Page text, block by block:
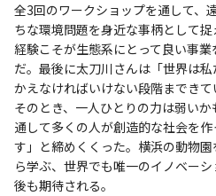
全3回のワークショップを通して、
ちな環境問題を身近な事柄として
経験こそが生態系にとって良い事
だ。最後に太刀川さんは「世界は
かえなければいけない段階まできて
そのとき、一人ひとりの力は弱い
通して多くの人が創造的な社会を
す」と締めくくった。横浜の動物
ら学ぶ、世界でも唯一のイノベー
後も期待される。